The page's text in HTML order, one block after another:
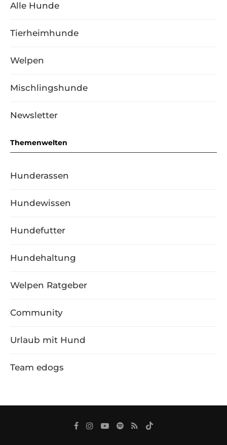
Alle Hunde
Tierheimhunde
Welpen
Mischlingshunde
Newsletter
Themenwelten
Hunderassen
Hundewissen
Hundefutter
Hundehaltung
Welpen Ratgeber
Community
Urlaub mit Hund
Team edogs